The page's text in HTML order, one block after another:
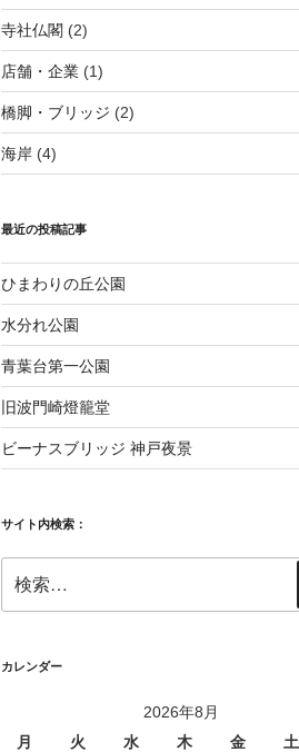
寺社仏閣 (2)
店舗・企業(1)
橋脚・ブリッジ (2)
海岸(4)
最近の投稿記事
ひまわりの丘公園
水分れ公園
青葉台第一公園
旧波門崎燈籠堂
ビーナスブリッジ 神戸夜景
サイト内検索：
索:
カレンダー
2026年8月
月
火 水 木 金 土